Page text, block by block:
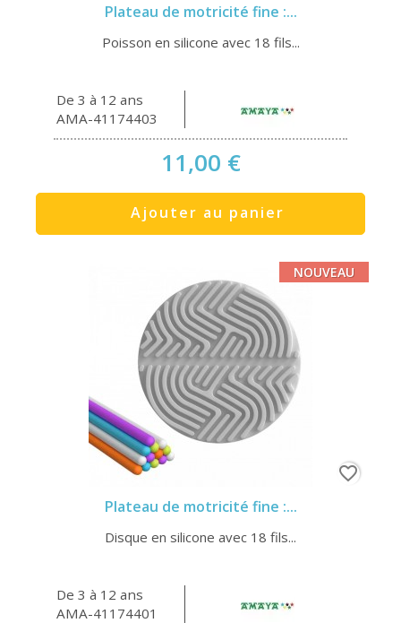
Plateau de motricité fine :...
Poisson en silicone avec 18 fils...
De 3 à 12 ans
AMA-41174403
11,00 €
Ajouter au panier
Plateau de motricité fine :...
Disque en silicone avec 18 fils...
De 3 à 12 ans
AMA-41174401
NOUVEAU
favorite_border